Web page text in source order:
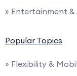
» Entertainment &
Popular Topics
» Flexibility &